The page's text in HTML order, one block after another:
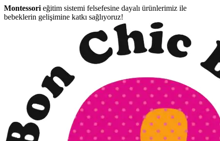
Montessori eğitim sistemi felsefesine dayalı ürünlerimiz ile
bebeklerin gelişimine katkı sağlıyoruz!